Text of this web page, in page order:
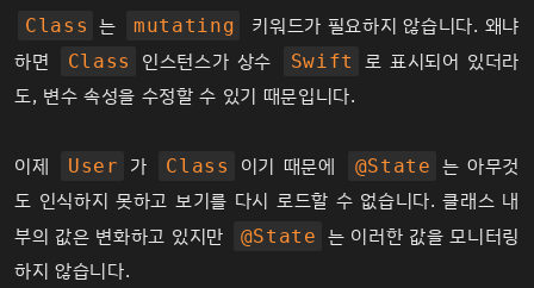
Class 는 mutating
키워드가 필요하지 않습니다. 왜냐
하면
Class 인스턴스가 상수 Swift
로 표시되어 있더라
도, 변수 속성을 수정할 수 있기 때문입니다.
이제 User 가 Class 이기 때문에 @State 는 아무것
도 인식하지 못하고 보기를 다시 로드할 수 없습니다. 클래스 내
부의 값은 변화하고 있지만
@State 는 이러한 값을 모니터링
하지 않습니다.